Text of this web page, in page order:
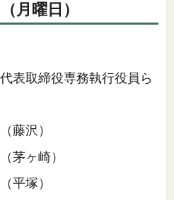
月曜日）
表取締役専務執行役員ら
藤沢）
茅ヶ崎）
平塚）